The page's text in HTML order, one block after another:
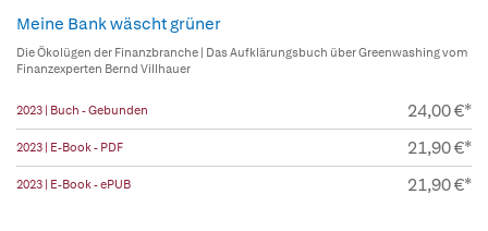
Meine Bank wäscht grüner
Die Ökolügen der Finanzbranche | Das Aufklärungsbuch über Greenwashing vom
Finanzexperten Bernd Villhauer
2023 | Buch - Gebunden 24,00 €*
2023 | E-Book - PDF 21,90 €*
2023 | E-Book - ePUB 21,90 €*